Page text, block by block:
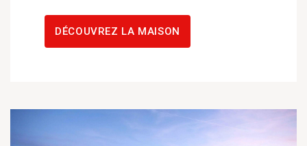
DÉCOUVREZ LA MAISON